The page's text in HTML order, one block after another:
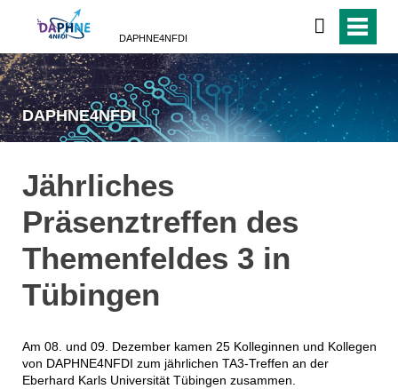
DAPHNE4NFDI
DAPHNE4NFDI
Jährliches
Präsenztreffen des
Themenfeldes 3 in
Tübingen
Am 08. und 09. Dezember kamen 25 Kolleginnen und Kollegen
von DAPHNE4NFDI zum jährlichen TA3-Treffen an der
Eberhard Karls Universität Tübingen zusammen.